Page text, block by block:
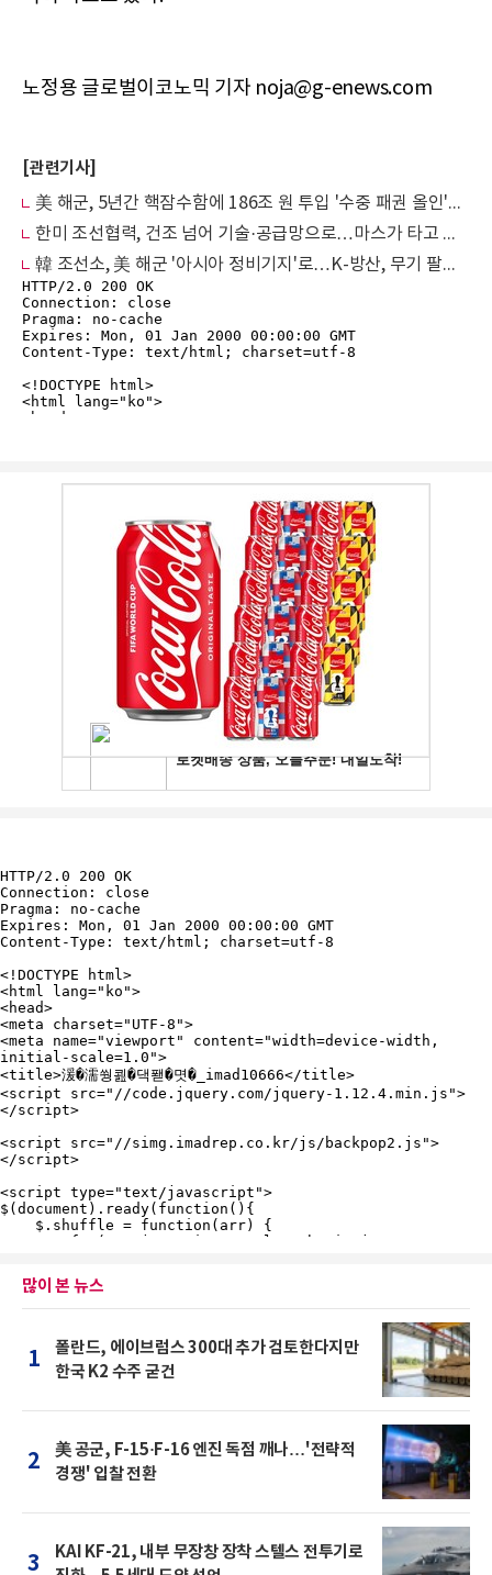
노정용 글로벌이코노믹 기자 noja@g-enews.com
[관련기사]
美 해군, 5년간 핵잠수함에 186조 원 투입 '수중 패권 올인'…컬럼비아·버지니아 15척
한미 조선협력, 건조 넘어 기술·공급망으로…마스가 타고 美 진출 가속
韓 조선소, 美 해군 '아시아 정비기지'로…K-방산, 무기 팔던 나라서 동맹 인프라 국가로
많이 본 뉴스
1
폴란드, 에이브럼스 300대 추가 검토한다지만
한국 K2 수주 굳건
2
美 공군, F-15·F-16 엔진 독점 깨나…'전략적
경쟁' 입찰 전환
3
KAI KF-21, 내부 무장창 장착 스텔스 전투기로